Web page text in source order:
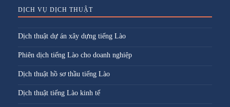
DỊCH VỤ DỊCH THUẬT
Dịch thuật dự án xây dựng tiếng Lào
Phiên dịch tiếng Lào cho doanh nghiệp
Dịch thuật hồ sơ thầu tiếng Lào
Dịch thuật tiếng Lào kinh tế